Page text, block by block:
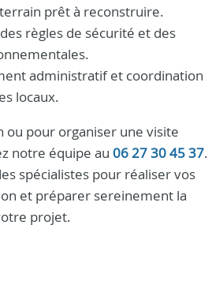
prêt à reconstruire.
règles de sécurité et des
administratif et coordination
locaux.
ou pour organiser une visite
notre équipe au 06 27 30 45 37.
spécialistes pour réaliser vos
et préparer sereinement la
projet.